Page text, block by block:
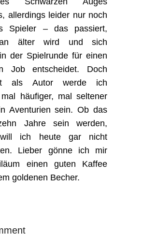
allerdings leider nur noch
Spieler – das passiert,
älter wird und sich
der Spielrunde für einen
Job entscheidet. Doch
als Autor werde ich
häufiger, mal seltener
Aventurien sein. Ob das
Jahre sein werden,
ich heute gar nicht
Lieber gönne ich mir
einen guten Kaffee
goldenen Becher.